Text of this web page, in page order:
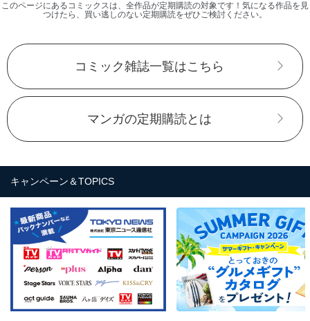
このページにあるコミックスは、全作品が定期購読の対象です！気になる作品を見
つけたら、買い逃しのない定期購読をぜひご検討ください。
コミック雑誌一覧はこちら
マンガの定期購読とは
キャンペーン＆TOPICS